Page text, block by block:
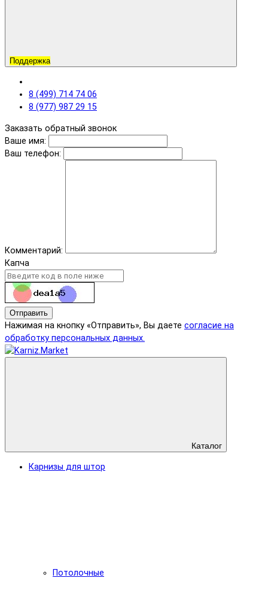
Поддержка
8 (499) 714 74 06
8 (977) 987 29 15
Заказать обратный звонок
Ваше имя:
Ваш телефон:
Комментарий:
Капча
Отправить
Нажимая на кнопку «Отправить», Вы даете согласие на
обработку персональных данных.
Каталог
Карнизы для штор
Потолочные